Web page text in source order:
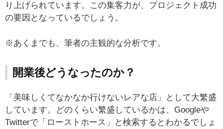
り上げられています。この集客力が、プロジェクト成功
の要因となっているでしょう。
※あくまでも、筆者の主観的な分析です。
開業後どうなったのか？
「美味しくてなかなか行けないレアな店」として大繁盛
しています。どのくらい繁盛しているかは、Googleや
Twitterで「ローストホース」と検索するとわかるでしょ